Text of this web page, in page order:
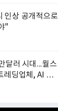
인상 공개적으로
"
달러 시대...월스
레딩업체, AI 기